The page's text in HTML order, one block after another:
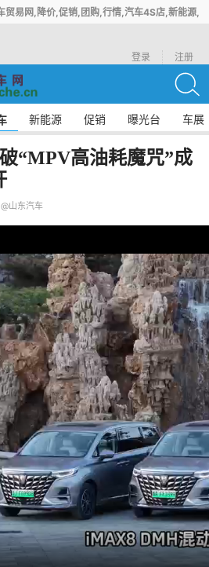
易网,降价,促销,团购,行情,汽车4S店,新能源,
登录
注册
新能源 促销 曝光台 车展
“MPV高油耗魔咒”成
@山东汽车